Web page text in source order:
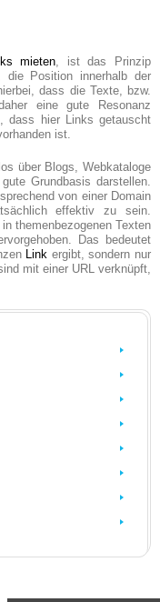
mieten, ist das Prinzip
die Position innerhalb der
dass die Texte, bzw.
eine gute Resonanz
dass hier Links getauscht
ist.
über Blogs, Webkataloge
Grundbasis darstellen.
von einer Domain
effektiv zu sein.
themenbezogenen Texten
Das bedeutet
Link ergibt, sondern nur
mit einer URL verknüpft,